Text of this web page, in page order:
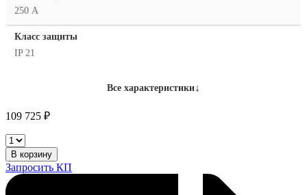
250 А
Класс защиты
IP 21
Все характеристики↓
109 725 ₽
Aurora
PRO
INTER
TIG
250
В корзину
Запросить КП